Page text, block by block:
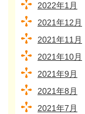
2022年1月
2021年12月
2021年11月
2021年10月
2021年9月
2021年8月
2021年7月